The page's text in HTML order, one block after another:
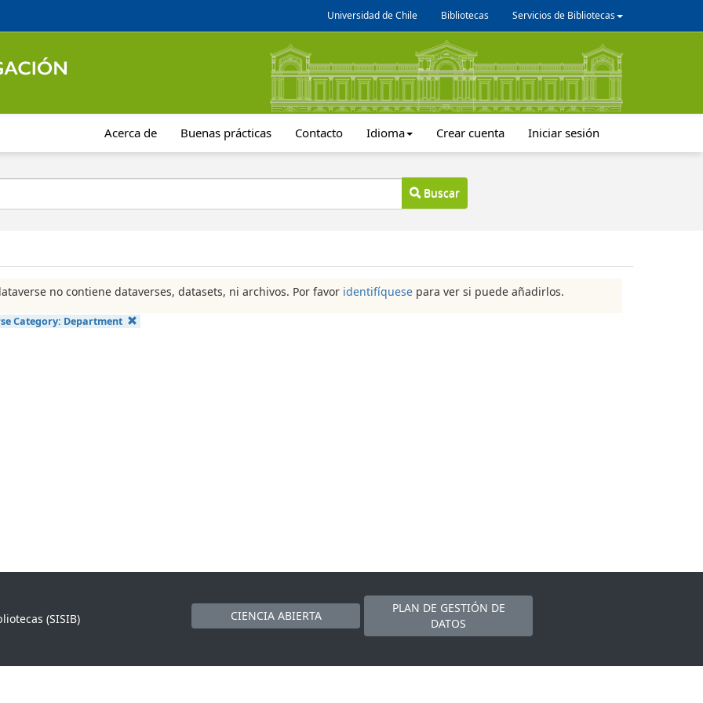
Universidad de Chile Bibliotecas Servicios de Bibliotecas
Acerca de Buenas prácticas Contacto Idioma Crear cuenta Iniciar sesión
Buscar
no contiene dataverses, datasets, ni archivos. Por favor identifíquese para ver si puede añadirlos.
Category: Department
(SISIB)
CIENCIA ABIERTA
PLAN DE GESTIÓN DE
DATOS